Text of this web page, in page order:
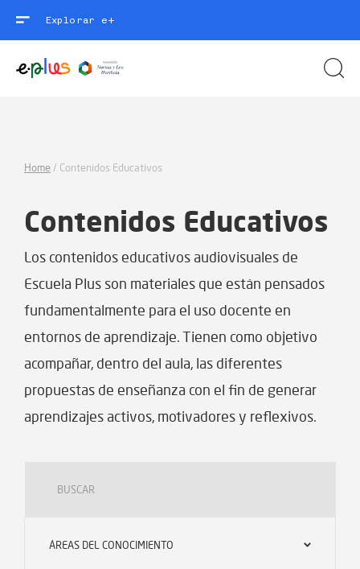
Explorar e+
Home / Contenidos Educativos
Contenidos Educativos
Los contenidos educativos audiovisuales de
Escuela Plus son materiales que están pensados
fundamentalmente para el uso docente en
entornos de aprendizaje. Tienen como objetivo
acompañar, dentro del aula, las diferentes
propuestas de enseñanza con el fin de generar
aprendizajes activos, motivadores y reflexivos.
ÁREAS DEL CONOCIMIENTO